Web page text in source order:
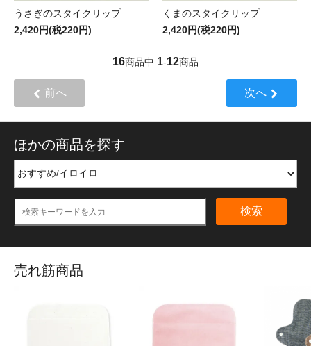
うさぎのスタイクリップ
2,420円(税220円)
くまのスタイクリップ
2,420円(税220円)
16商品中 1-12商品
前へ 次へ
ほかの商品を探す
検索
売れ筋商品